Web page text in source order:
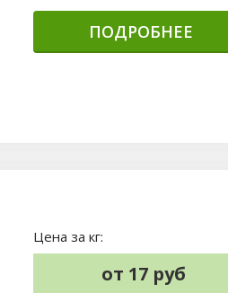
ПОДРОБНЕЕ
Цена за кг:
от 17 руб